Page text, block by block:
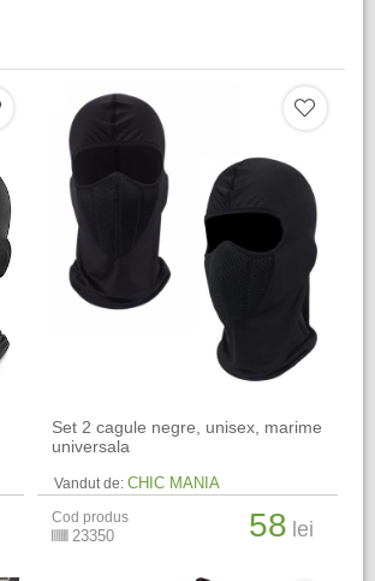
Set 2 cagule negre, unisex, marime
universala
Vandut de: CHIC MANIA
Cod produs
23350 58 lei